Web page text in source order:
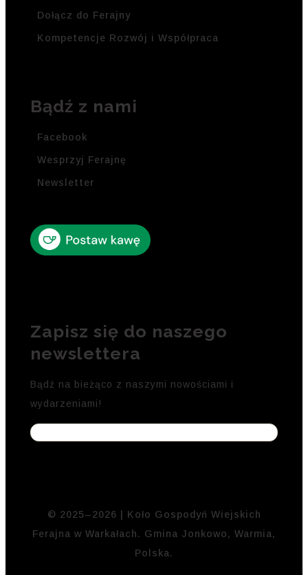
Dołącz do Ferajny
Kompetencje Rozwój i Współpraca
Bądź z nami
Facebook
Wesprzyj Ferajnę
Newsletter
Zapisz się do naszego
newslettera
Bądź na bieżąco z naszymi nowościami i
wydarzeniami!
© 2025–2026 | Koło Gospodyń Wiejskich
Ferajna w Warkałach. Gmina Jonkowo, Warmia,
Polska.